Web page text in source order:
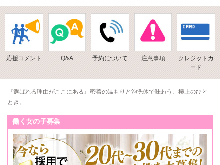
応援コメント Q&A 予約について 注意事項
クレジットカ
ード
『選ばれる理由がここにある』密着の温もりと泡洗体で味わう、極上のひと
とき。
働く女の子募集